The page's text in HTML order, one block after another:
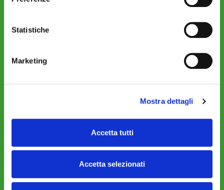
Statistiche
Marketing
Mostra dettagli
Accetta tutti
Accetta selezionati